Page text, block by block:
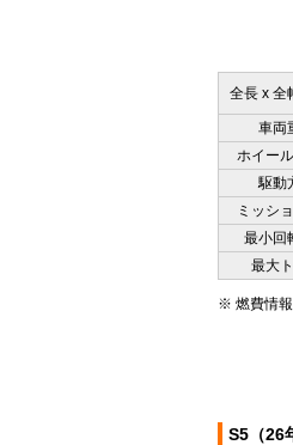
全長 x 全
車両
ホイー
駆動
ミッシ
最小回
最大
※ 燃費情報
S5（26